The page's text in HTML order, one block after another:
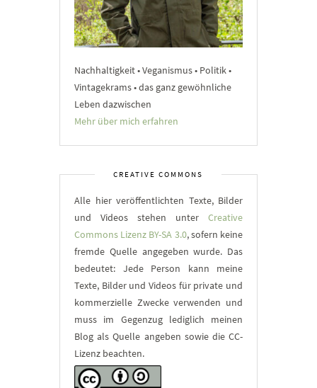
Nachhaltigkeit • Veganismus • Politik •
Vintagekrams • das ganz gewöhnliche
Leben dazwischen
Mehr über mich erfahren
CREATIVE COMMONS
Alle hier veröffentlichten Texte, Bilder
und Videos stehen unter Creative
Commons Lizenz BY-SA 3.0, sofern keine
fremde Quelle angegeben wurde. Das
bedeutet: Jede Person kann meine
Texte, Bilder und Videos für private und
kommerzielle Zwecke verwenden und
muss im Gegenzug lediglich meinen
Blog als Quelle angeben sowie die CC-
Lizenz beachten.